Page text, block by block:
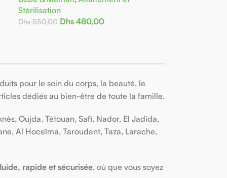
Stérilisation
Dhs550,00 Dhs480,00
pour le soin du corps, la beauté, le
dédiés au bien-être de toute la famille.
Oujda, Tétouan, Safi, Nador, El Jadida,
Al Hoceïma, Taroudant, Taza, Larache,
rapide et sécurisée, où que vous soyez